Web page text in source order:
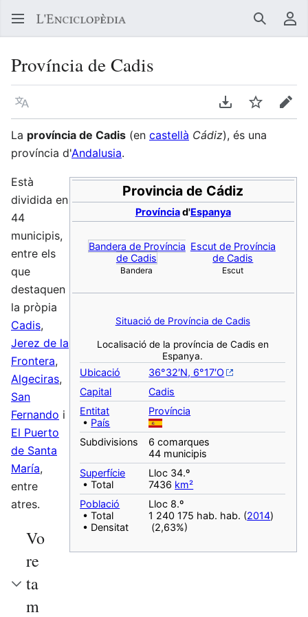
Buscar
Província de Cadis
Llegir en un atre idioma Descarregar en
Vigilar
La província de Cadis (en castellà Cádiz), és una
província d'Andalusia.
Provincia de Cádiz
Provínciad'Espanya
Bandera de Província
de Cadis
Bandera
Escut de Província
de Cadis
Escut
Situació de Província de Cadis
Localisació de la província de Cadis en
Espanya.
Ubicació
36°32′N, 6°17′O
Capital
Cadis
Entitat
• País
Província
Subdivisions
6 comarques
44 municipis
Superfície
• Total
Lloc 34.º
7436 km²
Població
• Total
• Densitat
Lloc 8.º
1 240 175 hab. hab. (2014)
(2,63%)
Està
dividida en
44
municipis,
entre els
que
destaquen
la pròpia
Cadis,
Jerez de la
Frontera,
Algeciras,
San
Fernando i
El Puerto
de Santa
María,
entre
atres.
Vo
re
ta
m